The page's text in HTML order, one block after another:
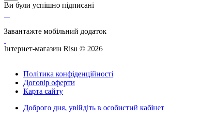
Ви були успішно підписані
Завантажте мобільний додаток
Інтернет-магазин Risu © 2026
Політика конфіденційності
Договір оферти
Карта сайту
Доброго дня, увійдіть в особистий кабінет